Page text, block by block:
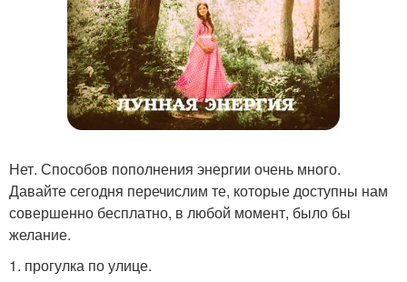
Нет. Способов пополнения энергии очень много.
Давайте сегодня перечислим те, которые доступны нам
совершенно бесплатно, в любой момент, было бы
желание.
1. прогулка по улице.